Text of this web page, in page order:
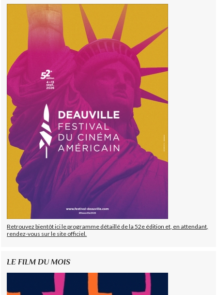
Retrouvez bientôt ici le programme détaillé de la 52e édition et, en attendant,
rendez-vous sur le site officiel.
LE FILM DU MOIS